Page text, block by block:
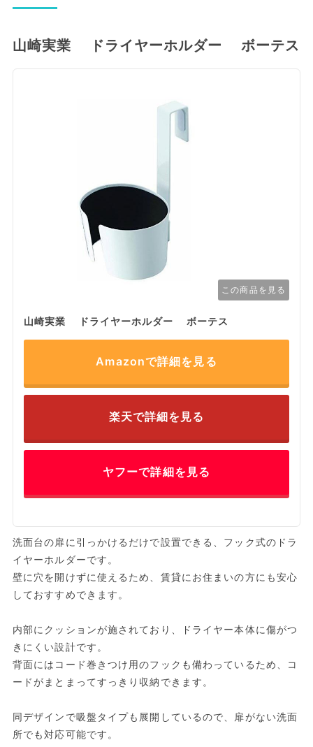
山崎実業 ドライヤーホルダー ボーテス
この商品を見る
山崎実業 ドライヤーホルダー ボーテス
Amazonで詳細を見る
楽天で詳細を見る
ヤフーで詳細を見る
洗面台の扉に引っかけるだけで設置できる、フック式のドラ
イヤーホルダーです。
壁に穴を開けずに使えるため、賃貸にお住まいの方にも安心
しておすすめできます。
内部にクッションが施されており、ドライヤー本体に傷がつ
きにくい設計です。
背面にはコード巻きつけ用のフックも備わっているため、コ
ードがまとまってすっきり収納できます。
同デザインで吸盤タイプも展開しているので、扉がない洗面
所でも対応可能です。